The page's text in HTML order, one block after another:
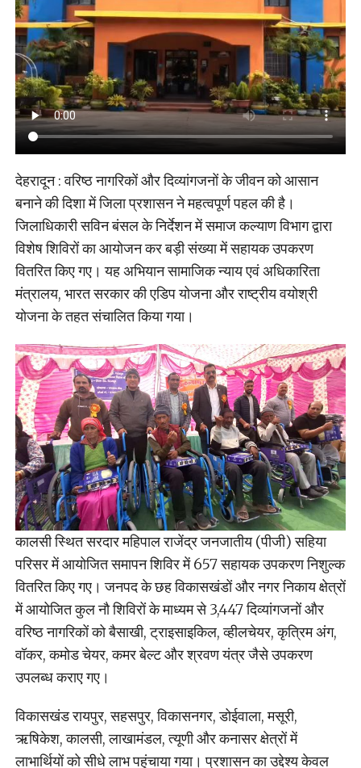
देहरादून : वरिष्ठ नागरिकों और दिव्यांगजनों के जीवन को आसान
बनाने की दिशा में जिला प्रशासन ने महत्वपूर्ण पहल की है।
जिलाधिकारी सविन बंसल के निर्देशन में समाज कल्याण विभाग द्वारा
विशेष शिविरों का आयोजन कर बड़ी संख्या में सहायक उपकरण
वितरित किए गए। यह अभियान सामाजिक न्याय एवं अधिकारिता
मंत्रालय, भारत सरकार की एडिप योजना और राष्ट्रीय वयोश्री
योजना के तहत संचालित किया गया।
कालसी स्थित सरदार महिपाल राजेंद्र जनजातीय (पीजी) सहिया
परिसर में आयोजित समापन शिविर में 657 सहायक उपकरण निशुल्क
वितरित किए गए। जनपद के छह विकासखंडों और नगर निकाय क्षेत्रों
में आयोजित कुल नौ शिविरों के माध्यम से 3,447 दिव्यांगजनों और
वरिष्ठ नागरिकों को बैसाखी, ट्राइसाइकिल, व्हीलचेयर, कृत्रिम अंग,
वॉकर, कमोड चेयर, कमर बेल्ट और श्रवण यंत्र जैसे उपकरण
उपलब्ध कराए गए।
विकासखंड रायपुर, सहसपुर, विकासनगर, डोईवाला, मसूरी,
ऋषिकेश, कालसी, लाखामंडल, त्यूणी और कनासर क्षेत्रों में
लाभार्थियों को सीधे लाभ पहुंचाया गया। प्रशासन का उद्देश्य केवल